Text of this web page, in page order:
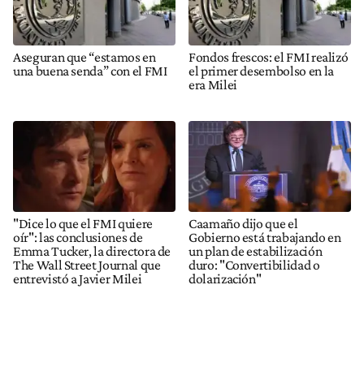
Aseguran que “estamos en
una buena senda” con el FMI
Fondos frescos: el FMI realizó
el primer desembolso en la
era Milei
"Dice lo que el FMI quiere
oír": las conclusiones de
Emma Tucker, la directora de
The Wall Street Journal que
entrevistó a Javier Milei
Caamaño dijo que el
Gobierno está trabajando en
un plan de estabilización
duro: "Convertibilidad o
dolarización"